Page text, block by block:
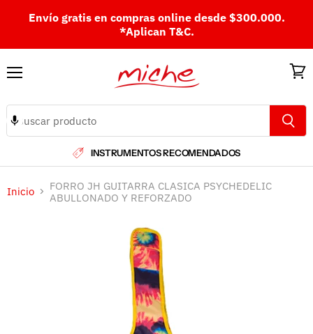
Envío gratis en compras online desde $300.000.
*Aplican T&C.
INSTRUMENTOS RECOMENDADOS
Inicio
FORRO JH GUITARRA CLASICA PSYCHEDELIC
ABULLONADO Y REFORZADO